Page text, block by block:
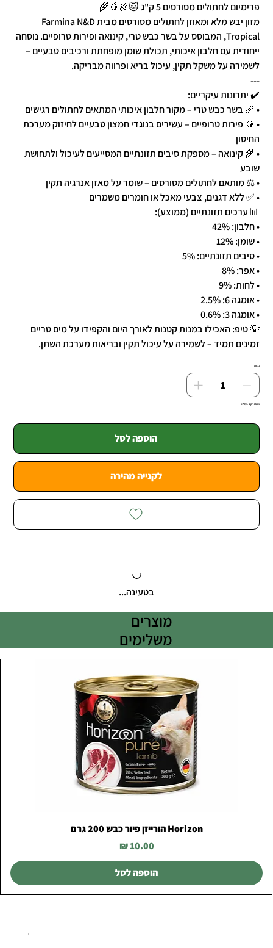
פרימיום לחתולים מסורסים 5 ק"ג 🐱🍖🥭🌾
מזון יבש מלא ומאוזן לחתולים מסורסים מבית Farmina N&D
Tropical, המבוסס על בשר כבש טרי, קינואה ופירות טרופיים. נוסחה
ייחודית עם חלבון איכותי, תכולת שומן מופחתת ורכיבים טבעיים –
לשמירה על משקל תקין, עיכול בריא ופרווה מבריקה.
---
✔️ יתרונות עיקריים:
• 🍖 בשר כבש טרי – מקור חלבון איכותי המתאים לחתולים רגישים
• 🥭 פירות טרופיים – עשירים בנוגדי חמצון טבעיים לחיזוק מערכת
החיסון
• 🌾 קינואה – מספקת סיבים תזונתיים המסייעים לעיכול ולתחושת
שובע
• ⚖️ מותאם לחתולים מסורסים – שומר על מאזן אנרגיה תקין
• ✅ ללא דגנים, צבעי מאכל או חומרים משמרים
📊 ערכים תזונתיים (ממוצע):
• חלבון: 42%
• שומן: 12%
• סיבים תזונתיים: 5%
• אפר: 8%
• לחות: 9%
• אומגה 6: 2.5%
• אומגה 3: 0.6%
💡 טיפ: האכילו במנות קטנות לאורך היום והקפידו על מים טריים
זמינים תמיד – לשמירה על עיכול תקין ובריאות מערכת השתן.
כמות
נותרו רק 1 במלאי
הוספה לסל
לקנייה מהירה
בטעינה...
מוצרים
משלימים
Horizon הורייזן פיור כבש 200 גרם
מחיר
הוספה לסל